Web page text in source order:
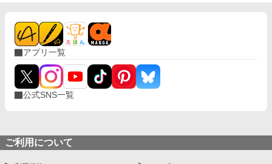
アプリ一覧
公式SNS一覧
ご利用について